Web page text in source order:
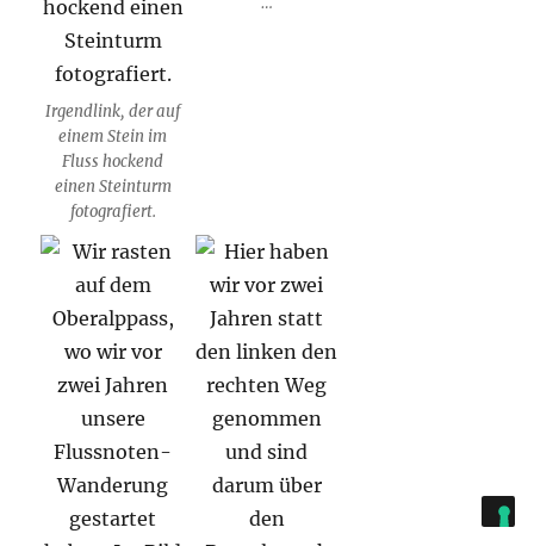
Irgendlink, der auf
einem Stein im
Fluss hockend
einen Steinturm
fotografiert.